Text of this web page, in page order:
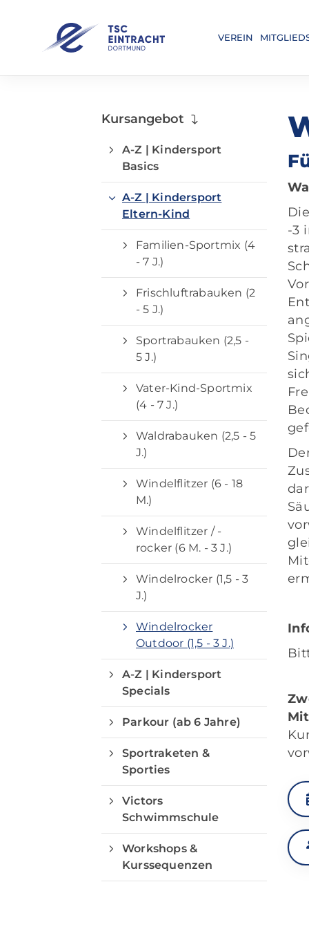
VEREIN
-3
Kursangebot
A-Z | Kindersport
Basics
A-Z | Kindersport
Eltern-Kind
Familien-Sportmix (4
- 7 J.)
Frischluftrabauken (2
- 5 J.)
Sportrabauken (2,5 -
5 J.)
Vater-Kind-Sportmix
(4 - 7 J.)
Waldrabauken (2,5 - 5
J.)
Windelflitzer (6 - 18
M.)
Windelflitzer / -
rocker (6 M. - 3 J.)
Windelrocker (1,5 - 3
J.)
Windelrocker
Outdoor (1,5 - 3 J.)
A-Z | Kindersport
Specials
Parkour (ab 6 Jahre)
Sportraketen &
Sporties
Victors
Schwimmschule
Workshops &
Kurssequenzen